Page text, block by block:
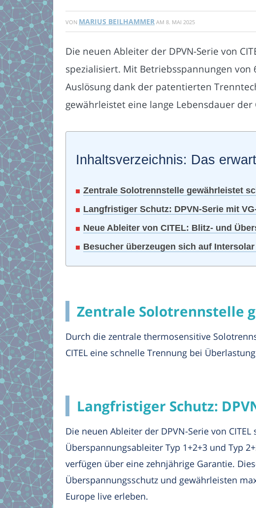
VON MARIUS BEILHAMMER AM 8. MAI 2025
Die neuen Ableiter der DPVN-Serie von
spezialisiert. Mit Betriebsspannungen
Auslösung dank der patentierten
gewährleistet eine lange Lebensdauer der
Inhaltsverzeichnis: Das
Zentrale Solotrennstelle gewährleistet
Langfristiger Schutz: DPVN-Serie mit
Neue Ableiter von CITEL: Blitz- und
Besucher überzeugen sich auf
Zentrale Solotrennstelle
Durch die zentrale thermosensitive
CITEL eine schnelle Trennung bei
Langfristiger Schutz:
Die neuen Ableiter der DPVN-Serie von
Überspannungsableiter Typ 1+2+3 und Typ
verfügen über eine zehnjährige Garantie.
Überspannungsschutz und gewährleisten
Europe live erleben.